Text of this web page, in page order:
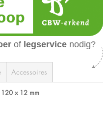
of legservice nodig?
Accessoires
120 x 12 mm